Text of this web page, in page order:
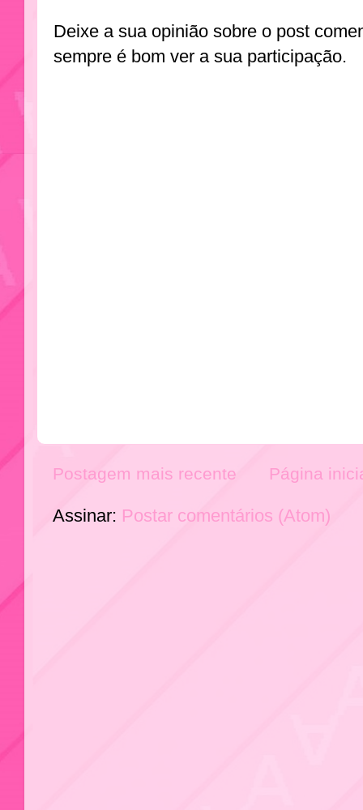
Deixe a sua opinião sobre o post
sempre é bom ver a sua participação.
Postagem mais recente Página
Assinar: Postar comentários (Atom)